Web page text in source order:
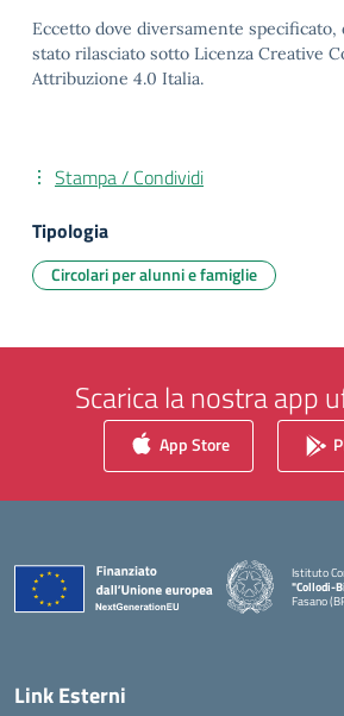
Eccetto dove diversamente specificato,
stato rilasciato sotto Licenza Creative
Attribuzione 4.0 Italia.
Stampa / Condividi
Tipologia
Circolari per alunni e famiglie
Scarica la nostra app
App Store
Istituto
"Collodi-
Fasano
Link Esterni